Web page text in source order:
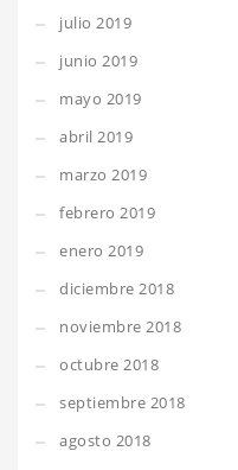
julio 2019
junio 2019
mayo 2019
abril 2019
marzo 2019
febrero 2019
enero 2019
diciembre 2018
noviembre 2018
octubre 2018
septiembre 2018
agosto 2018